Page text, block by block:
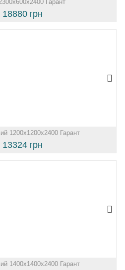
Гарант
18880 грн
1200х1200х2400 Гарант
13324 грн
1400х1400х2400 Гарант